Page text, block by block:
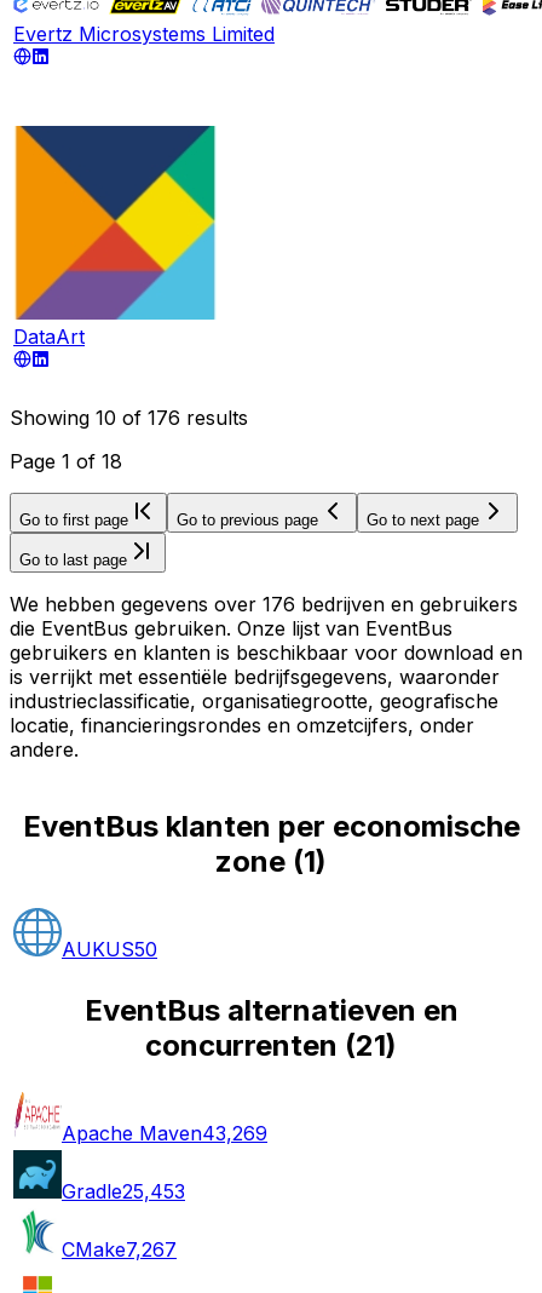
Evertz Microsystems Limited
DataArt
Showing 10 of 176 results
Page 1 of 18
Go to first page Go to previous page Go to next page
Go to last page
We hebben gegevens over 176 bedrijven en gebruikers
die EventBus gebruiken. Onze lijst van EventBus
gebruikers en klanten is beschikbaar voor download en
is verrijkt met essentiële bedrijfsgegevens, waaronder
industrieclassificatie, organisatiegrootte, geografische
locatie, financieringsrondes en omzetcijfers, onder
andere.
EventBus klanten per economische
zone (1)
AUKUS50
EventBus alternatieven en
concurrenten (21)
Apache Maven43,269
Gradle25,453
CMake7,267